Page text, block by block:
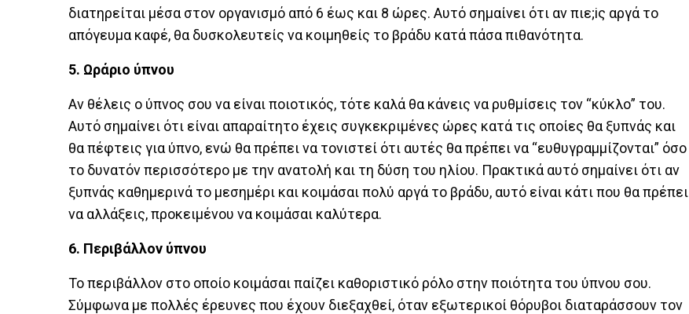
διατηρείται μέσα στον οργανισμό από 6 έως και 8 ώρες. Αυτό σημαίνει ότι αν πιε;iς αργά το
απόγευμα καφέ, θα δυσκολευτείς να κοιμηθείς το βράδυ κατά πάσα πιθανότητα.
5. Ωράριο ύπνου
Αν θέλεις ο ύπνος σου να είναι ποιοτικός, τότε καλά θα κάνεις να ρυθμίσεις τον “κύκλο” του.
Αυτό σημαίνει ότι είναι απαραίτητο έχεις συγκεκριμένες ώρες κατά τις οποίες θα ξυπνάς και
θα πέφτεις για ύπνο, ενώ θα πρέπει να τονιστεί ότι αυτές θα πρέπει να “ευθυγραμμίζονται” όσο
το δυνατόν περισσότερο με την ανατολή και τη δύση του ηλίου. Πρακτικά αυτό σημαίνει ότι αν
ξυπνάς καθημερινά το μεσημέρι και κοιμάσαι πολύ αργά το βράδυ, αυτό είναι κάτι που θα πρέπει
να αλλάξεις, προκειμένου να κοιμάσαι καλύτερα.
6. Περιβάλλον ύπνου
Το περιβάλλον στο οποίο κοιμάσαι παίζει καθοριστικό ρόλο στην ποιότητα του ύπνου σου.
Σύμφωνα με πολλές έρευνες που έχουν διεξαχθεί, όταν εξωτερικοί θόρυβοι διαταράσσουν τον